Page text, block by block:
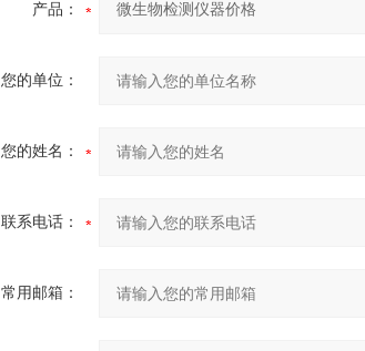
产品：
您的单位：
您的姓名：
联系电话：
常用邮箱：